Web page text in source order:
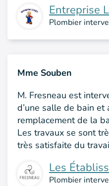
Entreprise
Plombier
Mme Souben
M. Fresneau est
d’une salle de bain et
remplacement de la
Les travaux se sont
très satisfaite du
Les
Plombier